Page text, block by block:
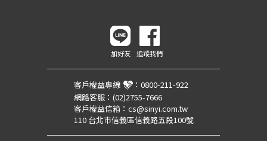
加好友 追蹤我們
客戶權益專線 ： 0800-211-922
網路客服： (02)2755-7666
客戶權益信箱： cs@sinyi.com.tw
110 台北市信義區信義路五段100號